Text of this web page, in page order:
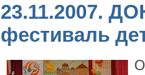
23.11.2007.
фестиваль